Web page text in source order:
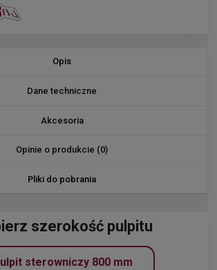
Opis
Dane techniczne
Akcesoria
Opinie o produkcie (0)
Pliki do pobrania
szerokość pulpitu
sterowniczy 800 mm